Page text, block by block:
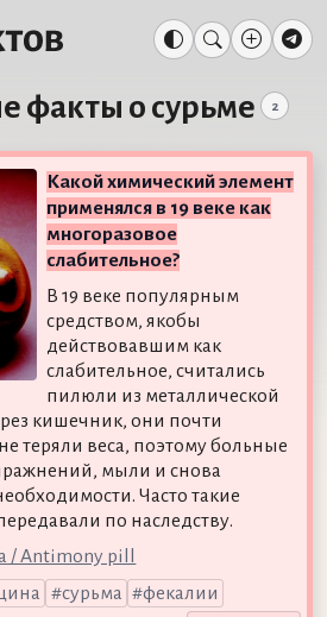
факты о сурьме 2
Какой химический элемент
применялся в 19 веке как
многоразовое
слабительное?
В 19 веке популярным
средством, якобы
действовавшим как
слабительное, считались
пилюли из металлической
кишечник, они почти
теряли веса, поэтому больные
мыли и снова
Часто такие
по наследству.
/ Antimony pill
сурьма фекалии